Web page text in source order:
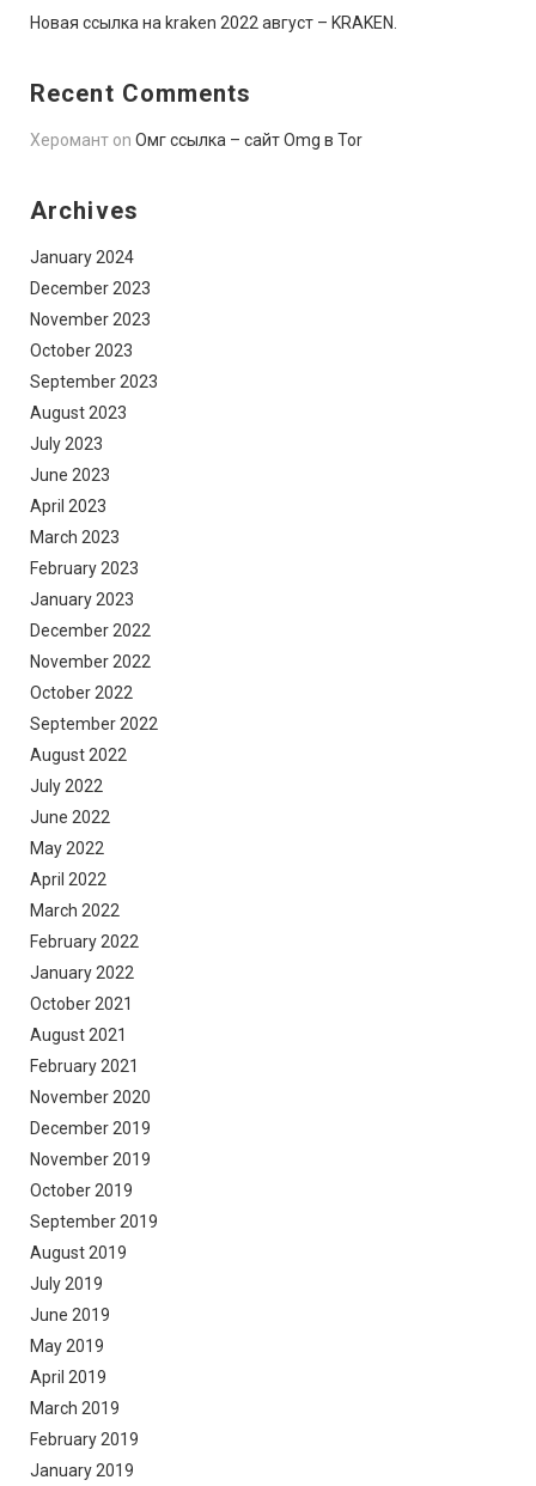
Новая ссылка на kraken 2022 август – KRAKEN.
Recent Comments
Херомант on Омг ссылка – сайт Omg в Tor
Archives
January 2024
December 2023
November 2023
October 2023
September 2023
August 2023
July 2023
June 2023
April 2023
March 2023
February 2023
January 2023
December 2022
November 2022
October 2022
September 2022
August 2022
July 2022
June 2022
May 2022
April 2022
March 2022
February 2022
January 2022
October 2021
August 2021
February 2021
November 2020
December 2019
November 2019
October 2019
September 2019
August 2019
July 2019
June 2019
May 2019
April 2019
March 2019
February 2019
January 2019